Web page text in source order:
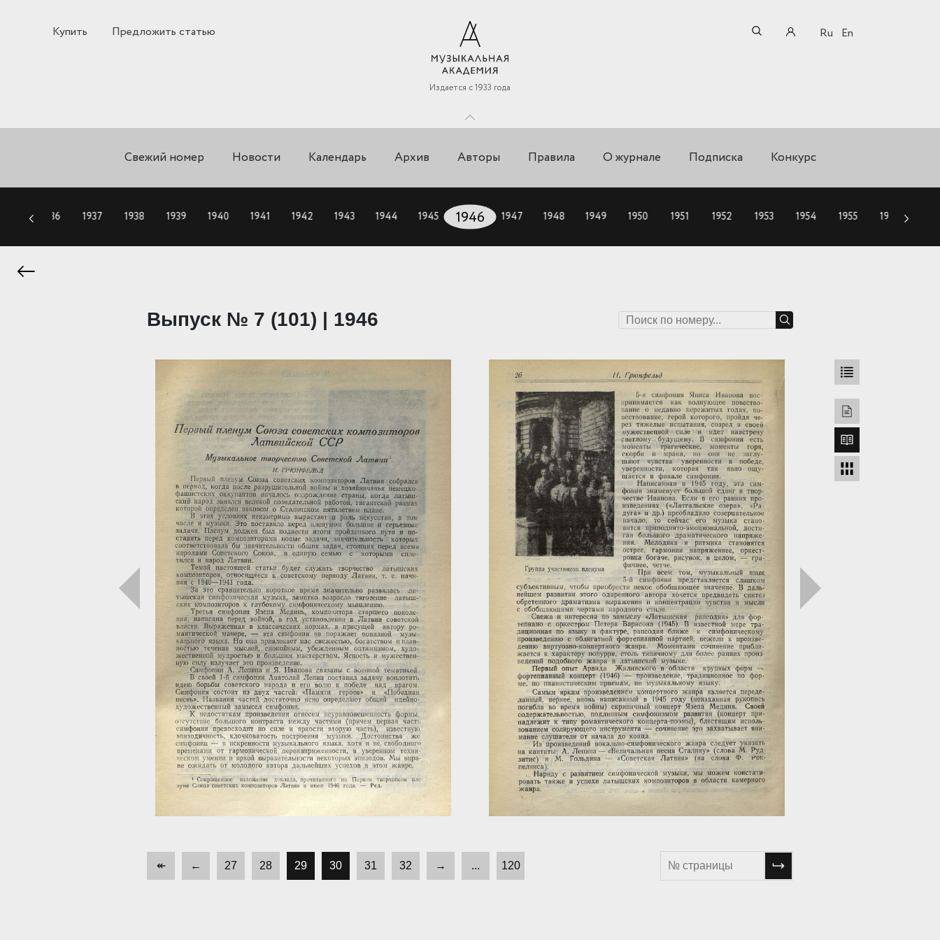
Купить Предложить статью
Издается с 1933 года
Ru En
Свежий номер Новости Календарь Архив Авторы Правила О журнале Подписка Конкурс
1936 1937 1938 1939 1940 1941 1942 1943 1944 1945 1946 1947 1948 1949 1950 1951 1952 1953 1954 1955 1956
Выпуск № 7 (101) | 1946
Загрузка... Загрузка...
↞ ← 27 28 29 30 31 32 → ... 120